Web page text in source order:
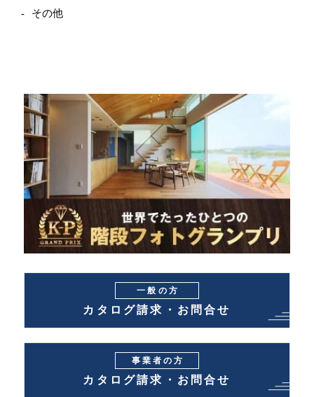
その他
一般の方
カタログ請求・お問合せ
事業者の方
カタログ請求・お問合せ